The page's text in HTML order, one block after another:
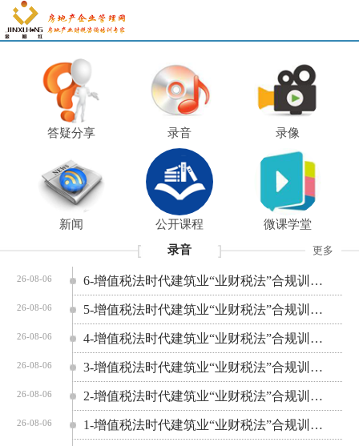
答疑分享 录音 录像
新闻 公开课程 微课学堂
录音 更多
26-08-06 6-增值税法时代建筑业“业财税法”合规训练营
26-08-06 5-增值税法时代建筑业“业财税法”合规训练营
26-08-06 4-增值税法时代建筑业“业财税法”合规训练营
26-08-06 3-增值税法时代建筑业“业财税法”合规训练营
26-08-06 2-增值税法时代建筑业“业财税法”合规训练营
26-08-06 1-增值税法时代建筑业“业财税法”合规训练营